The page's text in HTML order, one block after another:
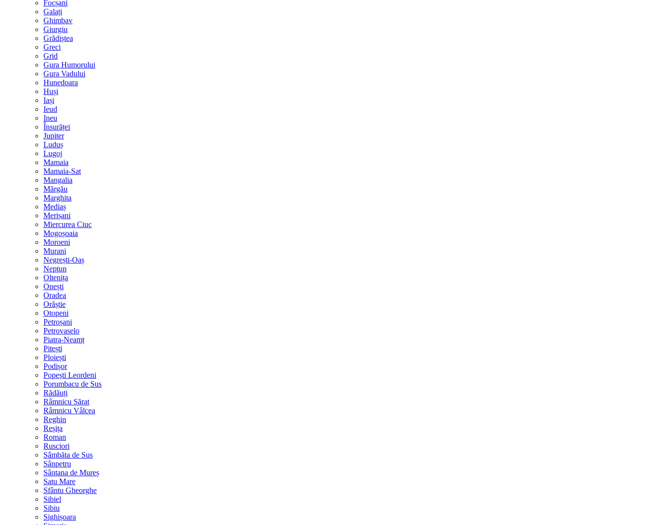
Focșani
Galați
Ghimbav
Giurgiu
Grădiștea
Greci
Grid
Gura Humorului
Gura Vadului
Hunedoara
Huși
Iași
Ieud
Ineu
Însurăței
Jupiter
Luduș
Lugoj
Mamaia
Mamaia-Sat
Mangalia
Mărgău
Marghita
Mediaș
Merișani
Miercurea Ciuc
Mogoșoaia
Moroeni
Murani
Negrești-Oaș
Neptun
Oltenița
Onești
Oradea
Orăștie
Otopeni
Petroșani
Petrovaselo
Piatra-Neamț
Pitești
Ploiești
Podișor
Popești Leordeni
Porumbacu de Sus
Rădăuți
Râmnicu Sărat
Râmnicu Vâlcea
Reghin
Reșița
Roman
Rusciori
Sâmbăta de Sus
Sânpetru
Sântana de Mureș
Satu Mare
Sfântu Gheorghe
Sibiel
Sibiu
Sighișoara